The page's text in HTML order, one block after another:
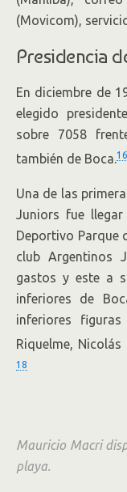
(Movicom),
Presidencia
En diciembre de
elegido
sobre 7058
también de Boca.16
Una de las
Juniors fue
Deportivo Parque
club Argentinos
gastos y este a
inferiores de
inferiores
Riquelme,
18
Mauricio Macri
playa.